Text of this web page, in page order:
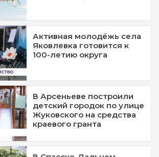
Активная молодёжь села
Яковлевка готовится к
100-летию округа
В Арсеньеве построили
детский городок по улице
Жуковского на средства
краевого гранта